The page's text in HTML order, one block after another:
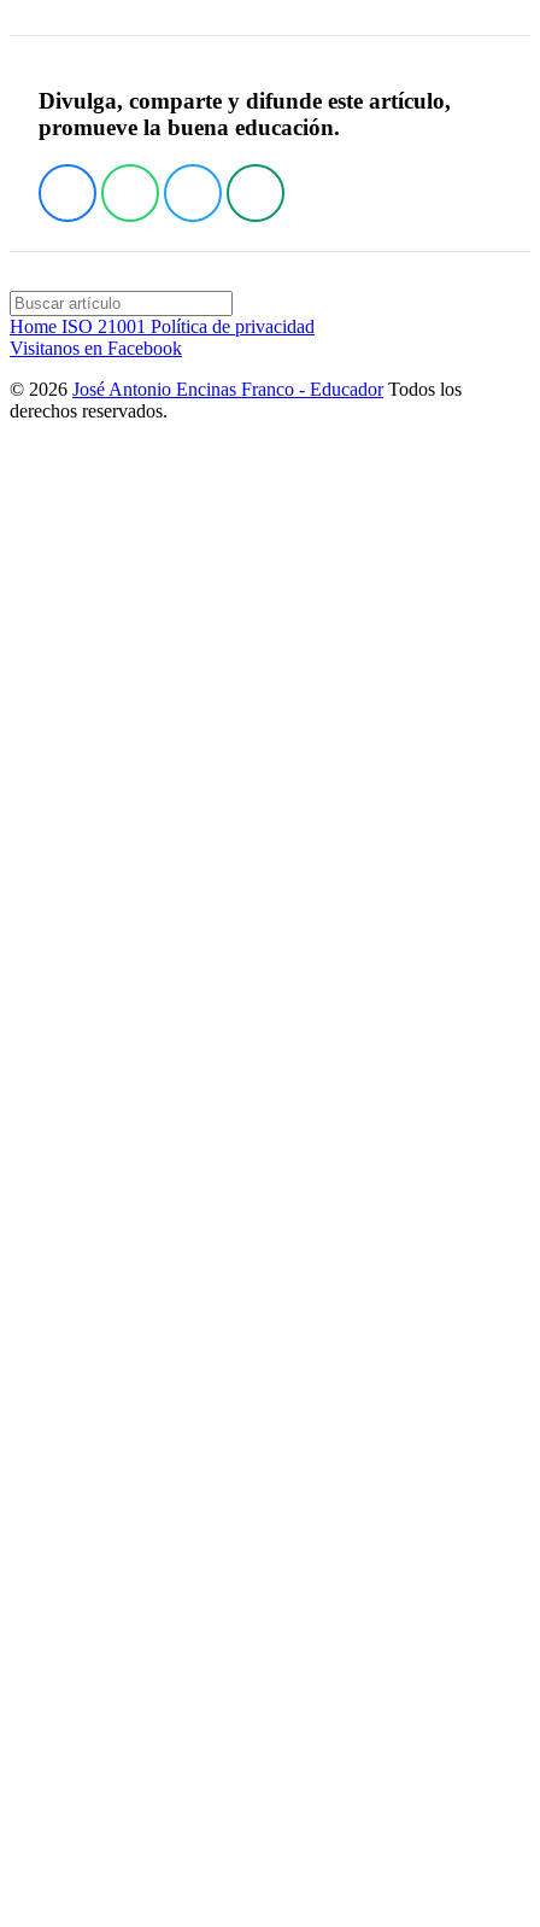
Divulga, comparte y difunde este artículo,
promueve la buena educación.
Home ISO 21001 Política de privacidad
Visitanos en Facebook
© 2026 José Antonio Encinas Franco - EducadorTodos los
derechos reservados.